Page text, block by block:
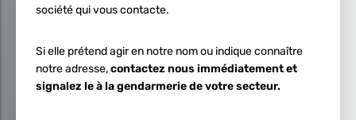
société qui vous contacte.
Si elle prétend agir en notre nom ou indique connaître
notre adresse,contactez nous immédiatement et
signalez le à la gendarmerie de votre secteur.